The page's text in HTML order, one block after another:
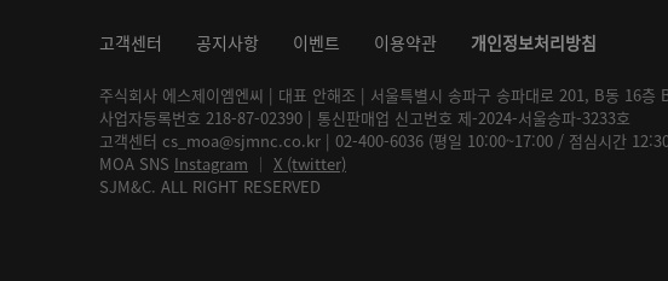
고객센터 공지사항 이벤트 이용약관 개인정보처리방침
주식회사 에스제이엠엔씨 | 대표 안해조 | 서울특별시 송파구 송파대로 201, B동 16층
사업자등록번호 218-87-02390 | 통신판매업 신고번호 제-2024-서울송파-3233호
고객센터 cs_moa@sjmnc.co.kr | 02-400-6036 (평일 10:00~17:00 / 점심시간
MOA SNS Instagram │ X (twitter)
SJM&C. ALL RIGHT RESERVED